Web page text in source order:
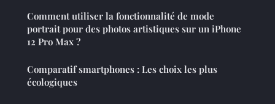
Comment utiliser la fonctionnalité de mode
portrait pour des photos artistiques sur un iPhone
12 Pro Max ?
Comparatif smartphones : Les choix les plus
écologiques